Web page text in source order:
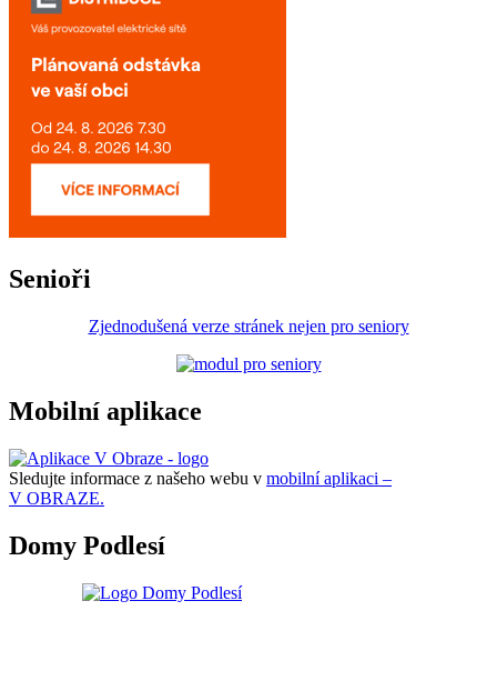
Senioři
Zjednodušená verze stránek nejen pro seniory
Mobilní aplikace
Sledujte informace z našeho webu v mobilní aplikaci –
V OBRAZE.
Domy Podlesí